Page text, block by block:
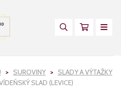
SUROVINY
SLADY A VÝTAŽKY
SLAD (LEVICE)